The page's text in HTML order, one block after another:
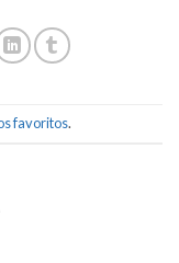
favoritos.